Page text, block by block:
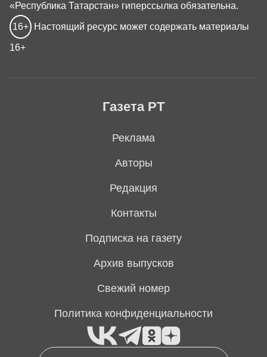
Газета РТ
Реклама
Авторы
Редакция
Контакты
Подписка на газету
Архив выпусков
Свежий номер
Политика конфиденциальности
«Республика Татарстан» гиперссылка обязательна.
16+ Настоящий ресурс может содержать материалы
16+